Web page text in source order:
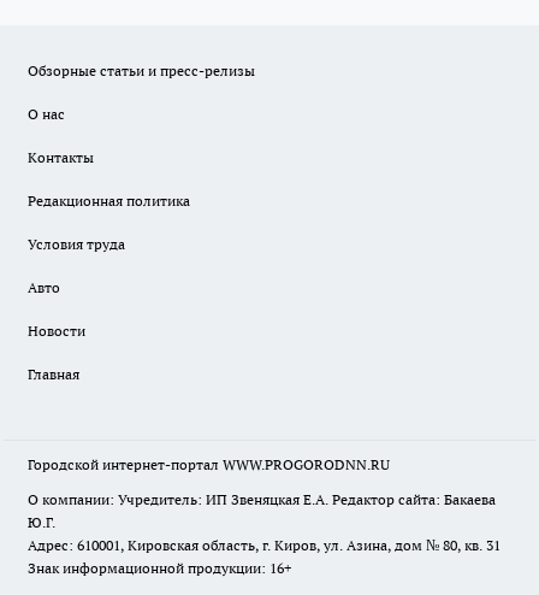
Обзорные статьи и пресс-релизы
О нас
Контакты
Редакционная политика
Условия труда
Авто
Новости
Главная
Городской интернет-портал WWW.PROGORODNN.RU
О компании: Учредитель: ИП Звеняцкая Е.А. Редактор сайта: Бакаева
Ю.Г.
Адрес: 610001, Кировская область, г. Киров, ул. Азина, дом № 80, кв. 31
Знак информационной продукции: 16+